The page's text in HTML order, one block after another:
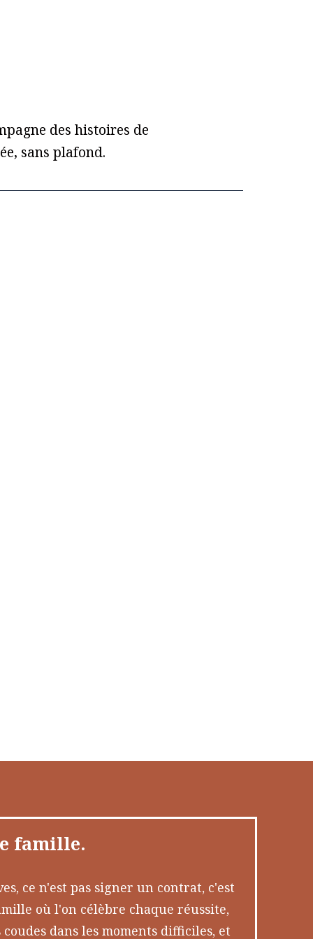
des histoires de
sans plafond.
famille.
ce n'est pas signer un contrat, c'est
où l'on célèbre chaque réussite,
dans les moments difficiles, et